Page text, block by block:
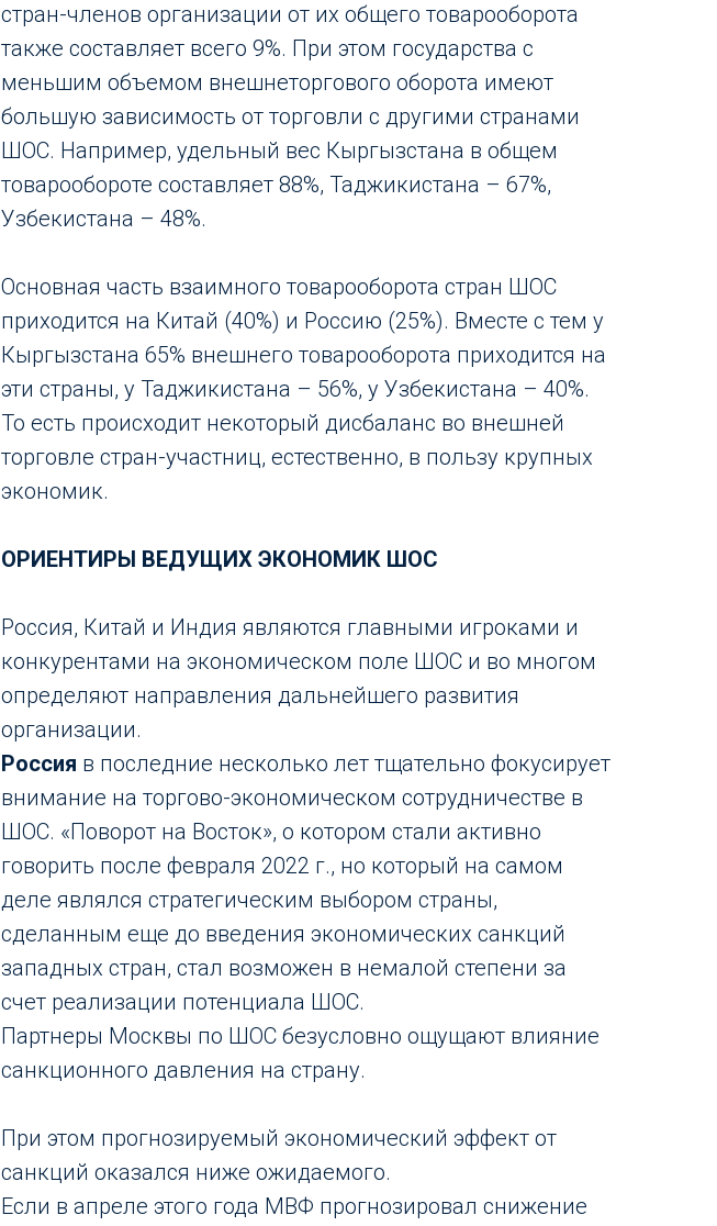
стран-членов организации от их общего товарооборота
также составляет всего 9%. При этом государства с
меньшим объемом внешнеторгового оборота имеют
большую зависимость от торговли с другими странами
ШОС. Например, удельный вес Кыргызстана в общем
товарообороте составляет 88%, Таджикистана – 67%,
Узбекистана – 48%.
Основная часть взаимного товарооборота стран ШОС
приходится на Китай (40%) и Россию (25%). Вместе с тем у
Кыргызстана 65% внешнего товарооборота приходится на
эти страны, у Таджикистана – 56%, у Узбекистана – 40%.
То есть происходит некоторый дисбаланс во внешней
торговле стран-участниц, естественно, в пользу крупных
экономик.
ОРИЕНТИРЫ ВЕДУЩИХ ЭКОНОМИК ШОС
Россия, Китай и Индия являются главными игроками и
конкурентами на экономическом поле ШОС и во многом
определяют направления дальнейшего развития
организации.
Россия в последние несколько лет тщательно фокусирует
внимание на торгово-экономическом сотрудничестве в
ШОС. «Поворот на Восток», о котором стали активно
говорить после февраля 2022 г., но который на самом
деле являлся стратегическим выбором страны,
сделанным еще до введения экономических санкций
западных стран, стал возможен в немалой степени за
счет реализации потенциала ШОС.
Партнеры Москвы по ШОС безусловно ощущают влияние
санкционного давления на страну.
При этом прогнозируемый экономический эффект от
санкций оказался ниже ожидаемого.
Если в апреле этого года МВФ прогнозировал снижение